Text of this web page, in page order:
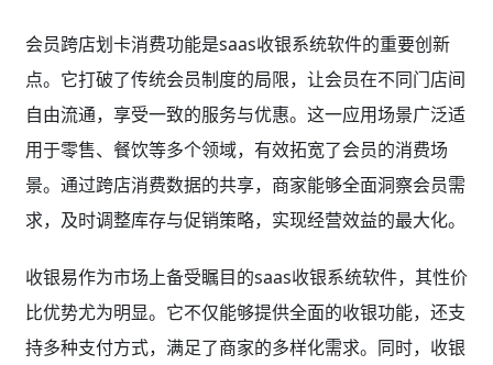
会员跨店划卡消费功能是saas收银系统软件的重要创新
点。它打破了传统会员制度的局限，让会员在不同门店间
自由流通，享受一致的服务与优惠。这一应用场景广泛适
用于零售、餐饮等多个领域，有效拓宽了会员的消费场
景。通过跨店消费数据的共享，商家能够全面洞察会员需
求，及时调整库存与促销策略，实现经营效益的最大化。
收银易作为市场上备受瞩目的saas收银系统软件，其性价
比优势尤为明显。它不仅能够提供全面的收银功能，还支
持多种支付方式，满足了商家的多样化需求。同时，收银